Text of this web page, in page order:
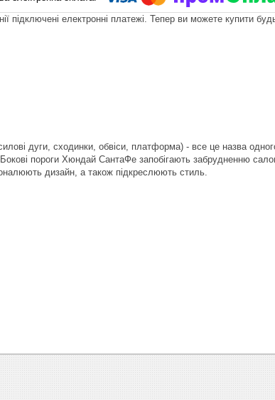
підключені електронні платежі. Тепер ви можете купити
дуги, сходинки, обвіси, платформа) - все це назва
пороги Хюндай СантаФе запобігають забрудненню
дизайн, а також підкреслюють стиль.